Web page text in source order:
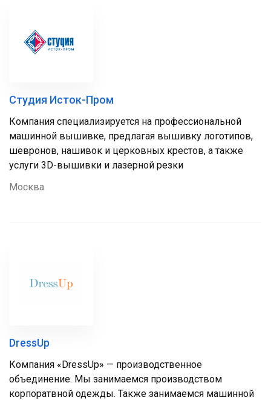
Студия Исток-Пром
Компания специализируется на профессиональной
машинной вышивке, предлагая вышивку логотипов,
шевронов, нашивок и церковных крестов, а также
услуги 3D-вышивки и лазерной резки
Москва
DressUp
Компания «DressUp» — производственное
объединение. Мы занимаемся производством
корпоратвной одежды. Также занимаемся машинной